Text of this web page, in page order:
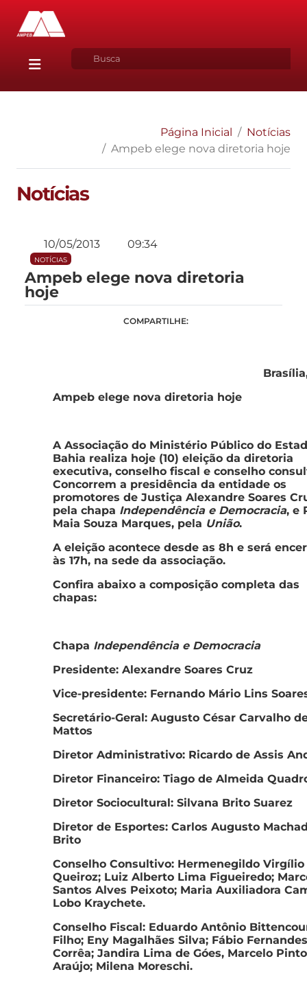
Página Inicial
Notícias
Ampeb elege nova diretoria hoje
Notícias
10/05/2013 09:34
NOTÍCIAS
Ampeb elege nova diretoria
hoje
COMPARTILHE:
Ampeb elege nova diretoria hoje
A Associação do Ministério Público do
Bahia realiza hoje (10) eleição da diretoria
executiva, conselho fiscal e conselho
Concorrem a presidência da entidade os
promotores de Justiça Alexandre Soares
pela chapa Independência e Democracia, e
Maia Souza Marques, pela União.
A eleição acontece desde as 8h e será
às 17h, na sede da associação.
Confira abaixo a composição completa das
chapas:
Chapa Independência e Democracia
Presidente: Alexandre Soares Cruz
Vice-presidente: Fernando Mário Lins
Secretário-Geral: Augusto César Carvalho
Mattos
Diretor Administrativo: Ricardo de Assis
Diretor Financeiro: Tiago de Almeida
Diretor Sociocultural: Silvana Brito Suarez
Diretor de Esportes: Carlos Augusto
Brito
Conselho Consultivo: Hermenegildo Virgílio
Queiroz; Luiz Alberto Lima Figueiredo;
Santos Alves Peixoto; Maria Auxiliadora
Lobo Kraychete.
Conselho Fiscal: Eduardo Antônio
Filho; Eny Magalhães Silva; Fábio Fernandes
Corrêa; Jandira Lima de Góes, Marcelo
Araújo; Milena Moreschi.